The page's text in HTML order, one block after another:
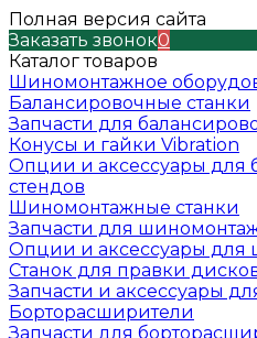
Полная версия сайта
Заказать звонок0
Каталог товаров
Шиномонтажное
Балансировочные станки
Запчасти для
Конусы и гайки Vibration
Опции и аксессуары для
стендов
Шиномонтажные станки
Запчасти для
Опции и аксессуары для
Станок для правки
Запчасти и аксессуары
Борторасширители
Запчасти для